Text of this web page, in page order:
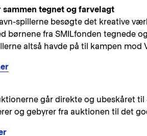
tegnet og farvelagt
spillerne besøgte det kreative
børnene fra SMILfonden tegnede
altså havde på til kampen mod
går direkte og ubeskåret til
og gebyrer fra auktionen til det